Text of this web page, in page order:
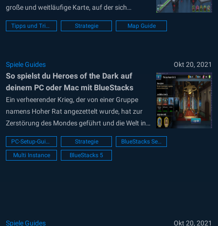
große und weitläufige Karte, auf der sich
unzählige feindliche Territorien und die Anwesen
anderer Spieler/innen befinden, die um
kommt das Kampfsystem des Spiels...
Tipps und Tricks Strategie Map Guide
Spiele Guides Okt 20, 2021
So spielst du Heroes of the Dark auf
deinem PC oder Mac mit BlueStacks
Ein verheerender Krieg, der von einer Gruppe
namens Hoher Rat angezettelt wurde, hat zur
Zerstörung des Mondes geführt und die Welt in
Dunkelheit gehüllt. Nach vielen Jahren ist Birsha
von Meremoth, ein Vampir, der sich gegen den
Hohen Rat aufgelehnt hat, aus seinem langen
PC-Setup-Guide Strategie
BlueStacks Setup
Multi Instance
BlueStacks 5
Spiele Guides Okt 20, 2021